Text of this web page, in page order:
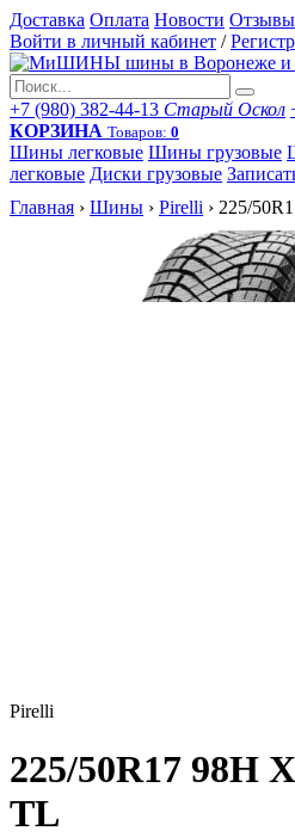
Доставка Оплата Новости Отзывы
Войти в личный кабинет /
+7 (980) 382-44-13 Старый Оскол
КОРЗИНА Товаров: 0
Шины легковые Шины грузовые
легковые Диски грузовые
Главная › Шины › Pirelli › 225/
Pirelli
225/50R17 98H
TL